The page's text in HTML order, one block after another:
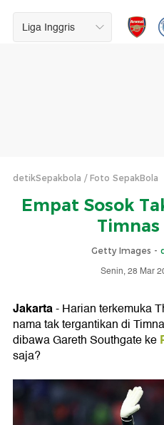
detikSepakbola Foto SepakBola
Empat Sosok
Getty Images -
Senin, 28 Mar
Jakarta- Harian terkemuka
nama tak tergantikan di
dibawa Gareth Southgate ke
saja?